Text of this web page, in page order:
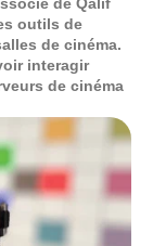
de Qalif
outils de
de cinéma.
interagir
de cinéma